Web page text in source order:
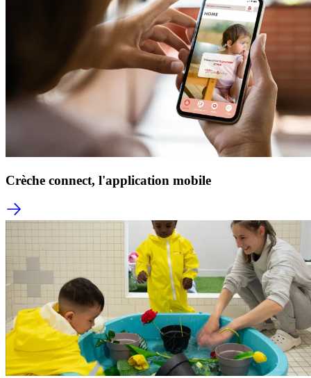
Crèche connect, l'application mobile